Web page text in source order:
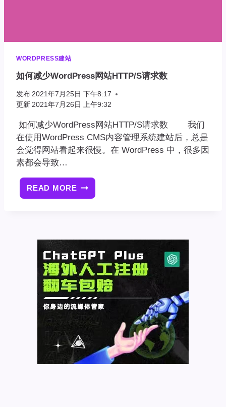
WORDPRESS建站
如何减少WordPress网站HTTP/S请求数
发布 2021年7月25日 下午8:17
更新 2021年7月26日 上午9:32
如何减少WordPress网站HTTP/S请求数 我们
在使用WordPress CMS内容管理系统建站后，总是
会觉得网站看起来很慢。在 WordPress 中，很多因
素都会导致…
READ MORE 如
何
站
HTTP/S
请
求
数